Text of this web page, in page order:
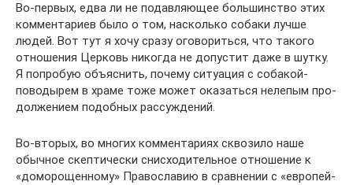
Во-первых, едва ли не подав­ля­ю­щее боль­шин­ство этих
ком­мен­та­риев было о том, насколько собаки лучше
людей. Вот тут я хочу сразу ого­во­риться, что такого
отно­ше­ния Цер­ковь нико­гда не допу­стит даже в шутку.
Я попро­бую объ­яс­нить, почему ситу­а­ция с соба­кой-
пово­ды­рем в храме тоже может ока­заться неле­пым про­
дол­же­нием подоб­ных рас­суж­де­ний.
Во-вторых, во многих ком­мен­та­риях скво­зило наше
обыч­ное скеп­ти­че­ски снис­хо­ди­тель­ное отно­ше­ние к
«домо­ро­щен­ному» Пра­во­сла­вию в срав­не­нии с «евро­пей­